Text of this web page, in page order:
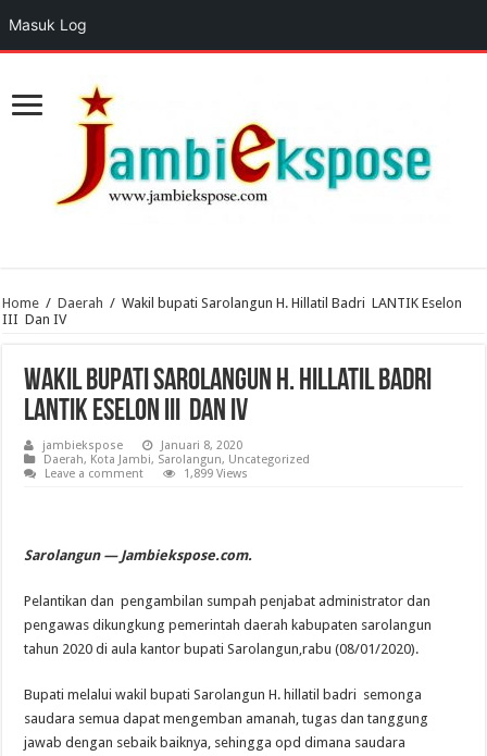
Home / Daerah / Wakil bupati Sarolangun H. Hillatil Badri LANTIK Eselon
III Dan IV
Wakil bupati Sarolangun H. Hillatil Badri
LANTIK Eselon III Dan IV
jambiekspose
Januari 8, 2020
Daerah, Kota Jambi, Sarolangun, Uncategorized
Leave a comment
1,899 Views
Sarolangun — Jambiekspose.com.
Pelantikan dan pengambilan sumpah penjabat administrator dan
pengawas dikungkung pemerintah daerah kabupaten sarolangun
tahun 2020 di aula kantor bupati Sarolangun,rabu (08/01/2020).
Bupati melalui wakil bupati Sarolangun H. hillatil badri semonga
saudara semua dapat mengemban amanah, tugas dan tanggung
jawab dengan sebaik baiknya, sehingga opd dimana saudara
Masuk Log